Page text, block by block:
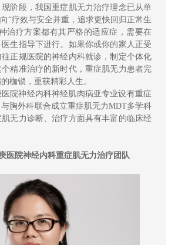
现阶段，我国重症肌无力治疗理念已从单
“疗效与安全并重，追求更快回归正常生
治疗方案都有其严格的适应症，需要在
生指导下进行。如果你或你的家人正受
正规医院的神经内科就诊，制定个体化
精准治疗的新时代，重症肌无力患者完
枷锁，重获精彩人生。
院神经内科神经肌肉病亚专业设有重症
胸外科联合成立重症肌无力MDT多学科
无力诊断、治疗方面具有丰富的临床经
医院神经内科重症肌无力治疗团队